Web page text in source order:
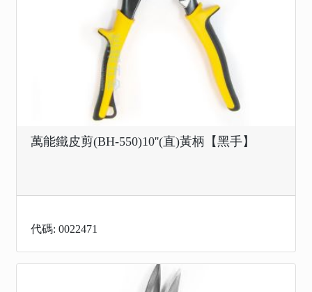
萬能鐵皮剪(BH-550)10''(直)黃柄【黑手】
代碼: 0022471